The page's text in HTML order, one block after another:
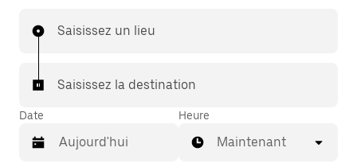
Saisissez un lieu
Saisissez la destination
Date Heure
Maintenant